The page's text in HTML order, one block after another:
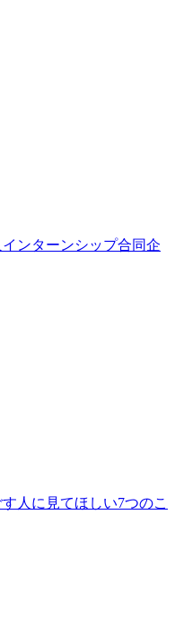
ンターンシップ合同企
人に見てほしい7つのこ